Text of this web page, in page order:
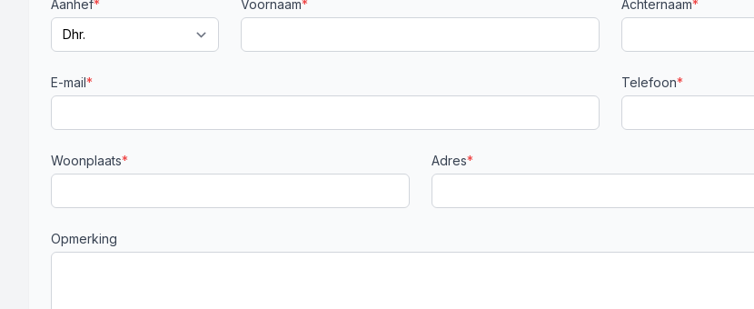
Aanhef* Voornaam* Achternaam*
E-mail* Telefoon*
Woonplaats* Adres*
Opmerking